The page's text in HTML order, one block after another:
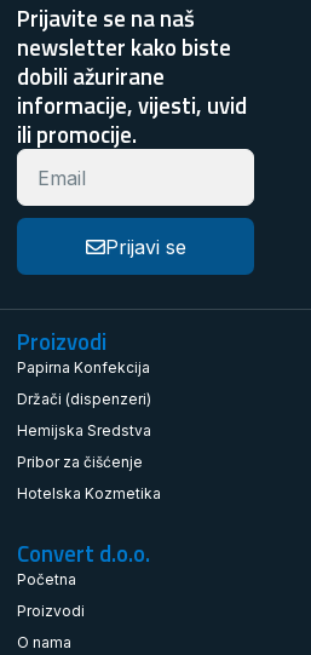
Prijavite se na naš
newsletter kako biste
dobili ažurirane
informacije, vijesti, uvid
ili promocije.
Prijavi se
Proizvodi
Papirna Konfekcija
Držači (dispenzeri)
Hemijska Sredstva
Pribor za čišćenje
Hotelska Kozmetika
Convert d.o.o.
Početna
Proizvodi
O nama